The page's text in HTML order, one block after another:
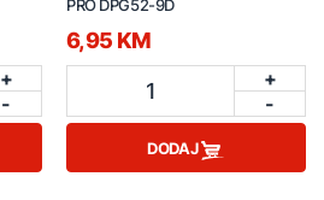
+
-
PRO DPG52-9D
6,95 KM
1
+
-
DODAJ